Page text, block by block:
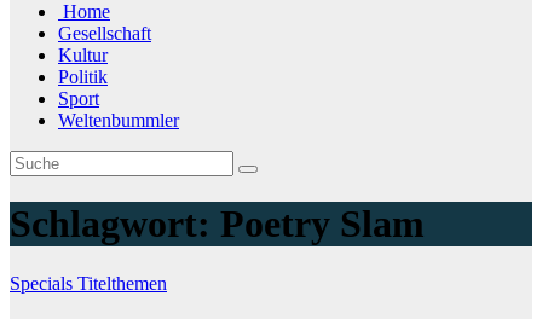
Home
Gesellschaft
Kultur
Politik
Sport
Weltenbummler
Schlagwort: Poetry Slam
Specials Titelthemen